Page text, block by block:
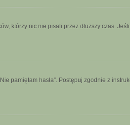
którzy nic nie pisali przez dłuższy czas. Jeśli
pamiętam hasła”. Postępuj zgodnie z